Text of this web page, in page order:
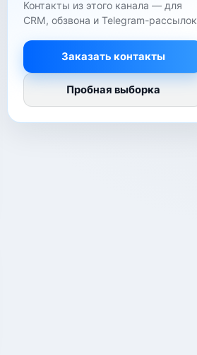
Контакты из этого канала — для
CRM, обзвона и Telegram-рассылок
Заказать контакты
Пробная выборка